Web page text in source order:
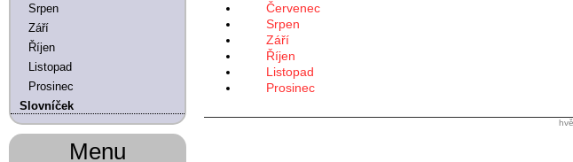
Srpen
Září
Říjen
Listopad
Prosinec
Slovníček
Menu
Červenec
Srpen
Září
Říjen
Listopad
Prosinec